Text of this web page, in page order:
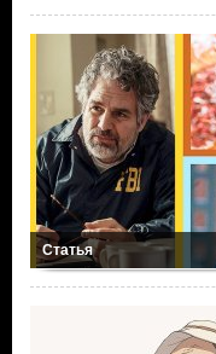
Статья